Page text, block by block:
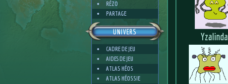
RÉZO
PARTAGE
UNIVERS
CADRE DE JEU
AIDES DE JEU
ATLAS HÉOS
ATLAS HÉOSSIE
Yzalinda